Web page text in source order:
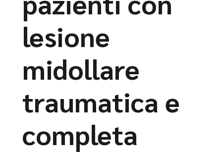
lesione
midollare
traumatica e
completa